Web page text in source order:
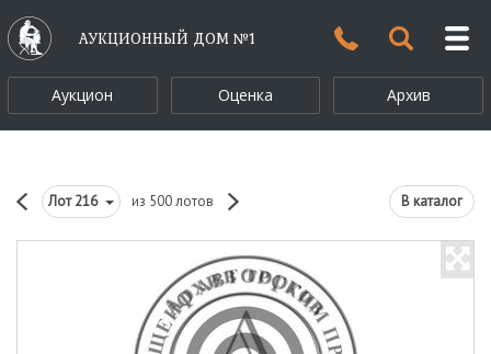
АУКЦИОННЫЙ ДОМ №1
Аукцион Оценка Архив
Лот216 из 500 лотов В каталог